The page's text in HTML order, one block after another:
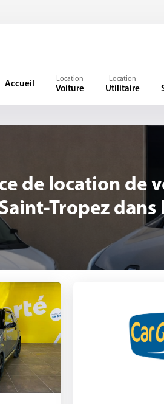
Accueil
Location
Voiture
Location
Utilitaire
de location de
Tropez dans